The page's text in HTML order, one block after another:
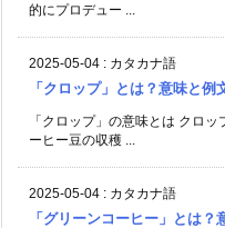
的にプロデュー ...
2025-05-04 : カタカナ語
「クロップ」とは？意味と例
「クロップ」の意味とは クロ
ーヒー豆の収穫 ...
2025-05-04 : カタカナ語
「グリーンコーヒー」とは？